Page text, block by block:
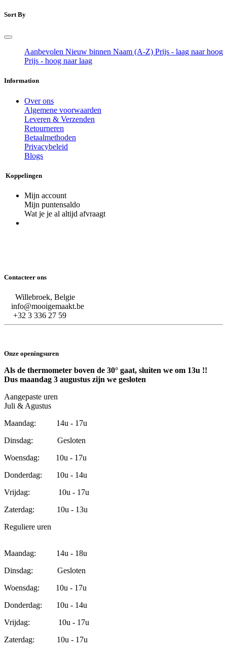
Sort By
Aanbevolen Nieuw binnen Naam (A-Z) Prijs - laag naar hoog
Prijs - hoog naar laag
Information
Over ons
Algemene voorwaarden
Leveren & Verzenden
Retourneren
Betaalmethoden
Privacybeleid
Blogs
Koppelingen
Mijn account
Mijn puntensaldo
Wat je je al altijd afvraagt
Contacteer ons
Willebroek, Belgie
info@mooigemaakt.be
+32 3 336 27 59
Onze openingsuren
Als de thermometer boven de 30° gaat, sluiten we om 13u !!
Dus maandag 3 augustus zijn we gesloten
Aangepaste uren
Juli & Agustus
Maandag: 14u - 17u
Dinsdag: Gesloten
Woensdag: 10u - 17u
Donderdag: 10u - 14u
Vrijdag: 10u - 17u
Zaterdag: 10u - 13u
Reguliere uren
Maandag: 14u - 18u
Dinsdag: Gesloten
Woensdag: 10u - 17u
Donderdag: 10u - 14u
Vrijdag: 10u - 17u
Zaterdag: 10u - 17u